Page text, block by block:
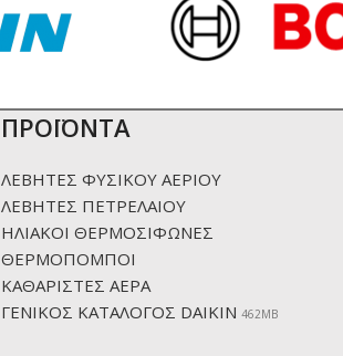
ΠΡΟΪΟΝΤΑ
ΛΕΒΗΤΕΣ ΦΥΣΙΚΟΥ ΑΕΡΙΟΥ
ΛΕΒΗΤΕΣ ΠΕΤΡΕΛΑΙΟΥ
ΗΛΙΑΚΟΙ ΘΕΡΜΟΣΙΦΩΝΕΣ
ΘΕΡΜΟΠΟΜΠΟΙ
ΚΑΘΑΡΙΣΤΕΣ ΑΕΡΑ
ΓΕΝΙΚΟΣ ΚΑΤΑΛΟΓΟΣ DAIKIN 462ΜΒ